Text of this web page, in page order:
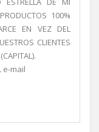
100%
EN VEZ DEL
CLIENTES
e-mail